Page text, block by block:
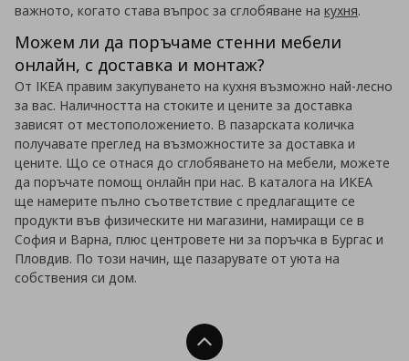
важното, когато става въпрос за сглобяване на кухня.
Можем ли да поръчаме стенни мебели
онлайн, с доставка и монтаж?
От IKEA правим закупуването на кухня възможно най-лесно
за вас. Наличността на стоките и цените за доставка
зависят от местоположението. В пазарската количка
получавате преглед на възможностите за доставка и
цените. Що се отнася до сглобяването на мебели, можете
да поръчате помощ онлайн при нас. В каталога на ИКЕА
ще намерите пълно съответствие с предлагащите се
продукти във физическите ни магазини, намиращи се в
София и Варна, плюс центровете ни за поръчка в Бургас и
Пловдив. По този начин, ще пазарувате от уюта на
собствения си дом.
Нагоре